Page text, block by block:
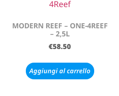
MODERN REEF – ONE-4REEF
– 2,5L
€58.50
Aggiungi al carrello